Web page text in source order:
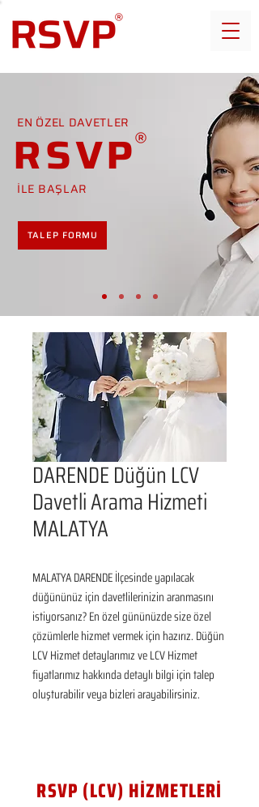
EN ÖZEL DAVETLER
RSVP
İLE BAŞLAR
TALEP FORMU
DARENDE Düğün LCV
Davetli Arama Hizmeti
MALATYA
MALATYA DARENDE İlçesinde yapılacak
düğününüz için davetlilerinizin aranmasını
istiyorsanız? En özel gününüzde size özel
çözümlerle hizmet vermek için hazırız. Düğün
LCV Hizmet detaylarımız ve LCV Hizmet
fiyatlarımız hakkında detaylı bilgi için talep
oluşturabilir veya bizleri arayabilirsiniz.
RSVP (LCV) HİZMETLERİ